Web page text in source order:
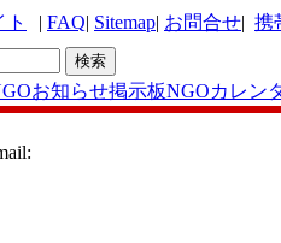
| FAQ| Sitemap| お問合せ| 携
お知らせ掲示板NGOカレン